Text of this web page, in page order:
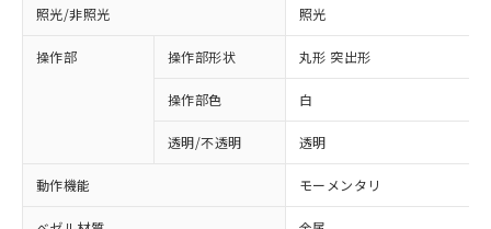
照光/非照光 照光
操作部 操作部形状 丸形 突出形
操作部色 白
透明/不透明 透明
動作機能 モーメンタリ